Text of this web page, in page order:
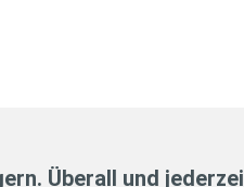
Überall und